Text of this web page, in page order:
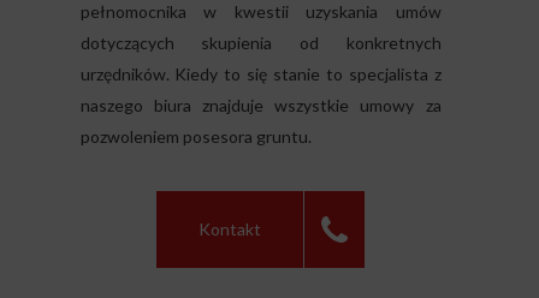
pełnomocnika w kwestii uzyskania umów
dotyczących skupienia od konkretnych
urzędników. Kiedy to się stanie to specjalista z
naszego biura znajduje wszystkie umowy za
pozwoleniem posesora gruntu.
Kontakt